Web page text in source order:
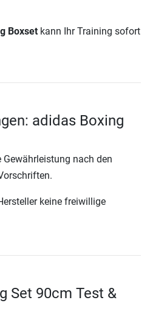
Boxset kann Ihr Training sofort
adidas Boxing
Gewährleistung nach den
keine freiwillige
Set 90cm Test &